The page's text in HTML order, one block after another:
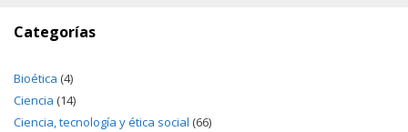
Categorías
Bioética (4)
Ciencia (14)
Ciencia, tecnología y ética social (66)